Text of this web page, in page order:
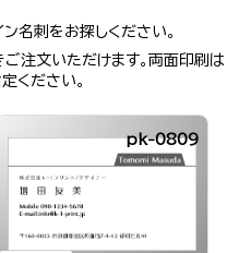
名刺をお探しください。
注文いただけます。両面印刷は
ください。
pk-0809